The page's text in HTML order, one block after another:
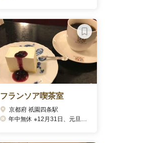
フランソア喫茶室
京都府 祇園四条駅
年中無休 ※12月31日、元旦、1月2日は休業